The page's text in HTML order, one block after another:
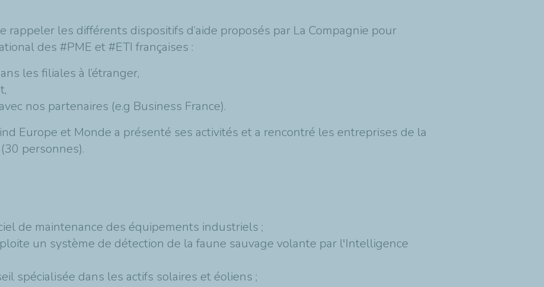
rappeler les différents dispositifs d’aide proposés par La Compagnie pour
des #PME et #ETI françaises :
les filiales à l’étranger,
nos partenaires (e.g Business France).
Europe et Monde a présenté ses activités et a rencontré les entreprises de la
personnes).
de maintenance des équipements industriels ;
un système de détection de la faune sauvage volante par l'Intelligence
spécialisée dans les actifs solaires et éoliens ;